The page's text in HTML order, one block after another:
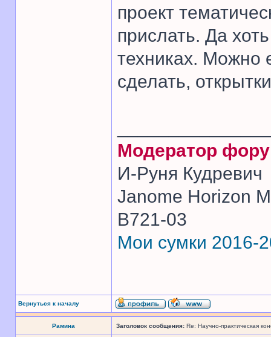
проект
прислать. Да
техниках. Можно
сделать,
Модератор
И-Руня Кудревич
Janome Horizon
B721-03
Мои сумки 2016-
Вернуться к началу
Рамина Заголовок сообщения: Re: Научно-практическая